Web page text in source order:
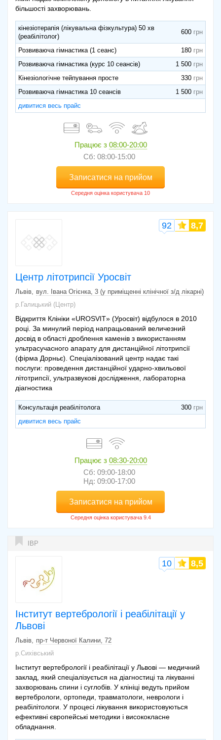
Повна або часткова недієздатність людини суттєво обмежує її
лікарі цієї області медицини мають особливі вимоги по
відношенню до життя інвалідів або до пацієнтів із частковими
порушеннями життєдіяльності. Всі типи реабілітації
розглядають у взаємозв’язку.
Сайт likarni.com надає детальну інформацію про клініки
Львова, в яких здійснюють прийом лікарі-реабілітологи.
більшості захворювань.
кінезіотерапія (лікувальна фізкультура) 50 хв
(реабілітолог)
600
Розвиваюча гімнастика (1 сеанс)
180
Розвиваюча гімнастика (курс 10 сеансів)
1 500
Кінезіологічне тейпування просте
330
Розвиваюча гімнастика 10 сеансів
1 500
дивитися весь прайс
Працює з 08:00-20:00
Сб: 08:00-15:00
Записатися на прийом
Центр літотрипсії Уросвіт
92 8,7
Львів
вул. Івана Огієнка, 3 (у приміщенні клінічної з/д лікарні)
р.Галицький (Центр)
Відкриття Клініки «UROSVIT» (Уросвіт) відбулося в 2010
році. За минулий період напрацьований величезний
досвід в області дроблення каменів з використанням
ультрасучасного апарату для дистанційної літотрипсії
(фірма Дорньє). Спеціалізований центр надає такі
послуги: проведення дистанційної ударно-хвильової
літотрипсії, ультразвукові дослідження, лабораторна
діагностика
Консультація реабілітолога
300
дивитися весь прайс
Працює з 08:30-20:00
Сб: 09:00-18:00
Нд: 09:00-17:00
Записатися на прийом
ІВР
Інститут вертебрології і реабілітації у
Львові
10 8,5
Львів
пр-т Червоної Калини, 72
р.Сихівський
Інститут вертебрології і реабілітації у Львові — медичний
заклад, який спеціалізується на діагностиці та лікуванні
захворювань спини і суглобів. У клініці ведуть прийом
вертебрологи, ортопеди, травматологи, неврологи і
реабілітологи. У процесі лікування використовуються
ефективні європейські методики і висококласне
обладнання.